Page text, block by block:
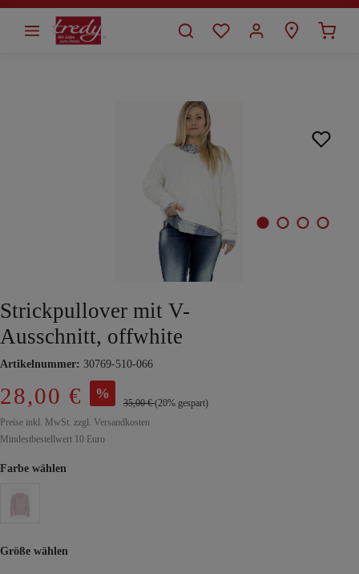
springen
Strickpullover mit V-
Ausschnitt, offwhite
Artikelnummer: 30769-510-066
28,00 € %
35,00 €(20% gespart)
Preise inkl. MwSt. zzgl. Versandkosten
Mindestbestellwert 10 Euro
Farbe wählen
Größe wählen